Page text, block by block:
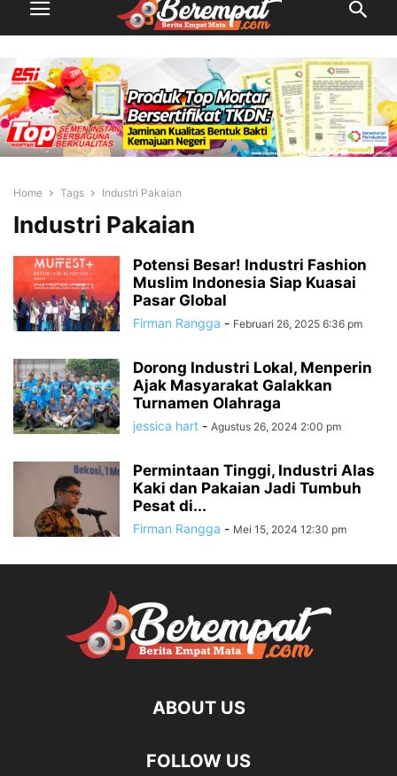
Home Tags Industri Pakaian
Industri Pakaian
Potensi Besar! Industri Fashion
Muslim Indonesia Siap Kuasai
Pasar Global
Firman Rangga - Februari 26, 2025 6:36 pm
Dorong Industri Lokal, Menperin
Ajak Masyarakat Galakkan
Turnamen Olahraga
jessica hart - Agustus 26, 2024 2:00 pm
Permintaan Tinggi, Industri Alas
Kaki dan Pakaian Jadi Tumbuh
Pesat di...
Firman Rangga - Mei 15, 2024 12:30 pm
ABOUT US
FOLLOW US